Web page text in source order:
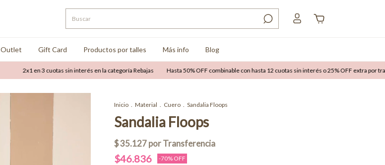
Outlet Gift Card Productos por talles Más info Blog
2x1 en 3 cuotas sin interés en la categoría Rebajas Hasta 50% OFF combinable con hasta 12 cuotas sin interés o 25% OFF extra por
Inicio . Material . Cuero . Sandalia Floops
Sandalia Floops
$46.836 -70% OFF